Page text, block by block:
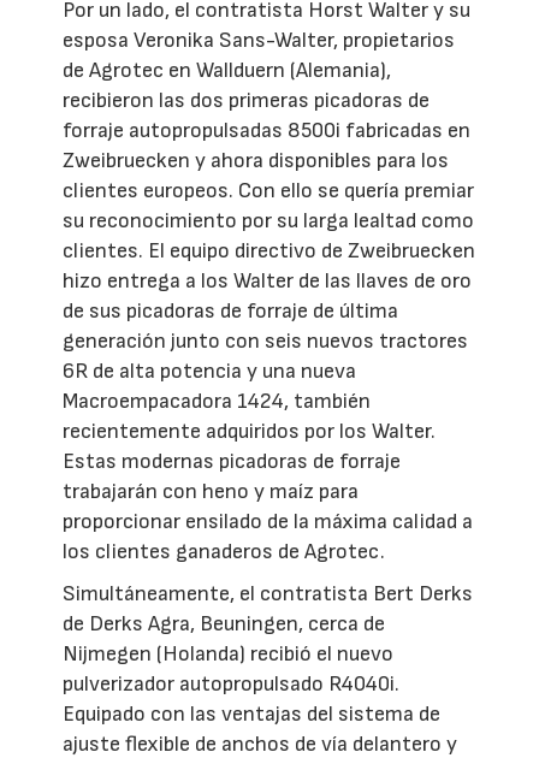
Por un lado, el contratista Horst Walter y su
esposa Veronika Sans-Walter, propietarios
de Agrotec en Wallduern (Alemania),
recibieron las dos primeras picadoras de
forraje autopropulsadas 8500i fabricadas en
Zweibruecken y ahora disponibles para los
clientes europeos. Con ello se quería premiar
su reconocimiento por su larga lealtad como
clientes. El equipo directivo de Zweibruecken
hizo entrega a los Walter de las llaves de oro
de sus picadoras de forraje de última
generación junto con seis nuevos tractores
6R de alta potencia y una nueva
Macroempacadora 1424, también
recientemente adquiridos por los Walter.
Estas modernas picadoras de forraje
trabajarán con heno y maíz para
proporcionar ensilado de la máxima calidad a
los clientes ganaderos de Agrotec.
Simultáneamente, el contratista Bert Derks
de Derks Agra, Beuningen, cerca de
Nijmegen (Holanda) recibió el nuevo
pulverizador autopropulsado R4040i.
Equipado con las ventajas del sistema de
ajuste flexible de anchos de vía delantero y